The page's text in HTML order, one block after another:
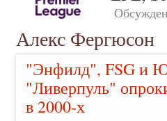
Алекс Фергюсон
"Энфилд", FSG и
"Ливерпуль"
в 2000-х